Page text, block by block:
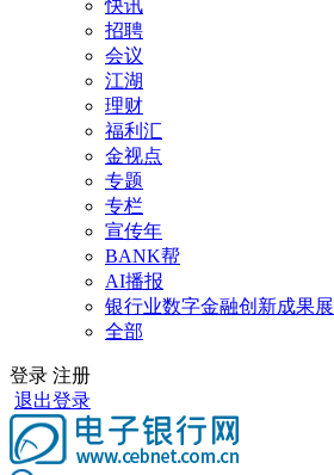
快讯
招聘
会议
江湖
理财
福利汇
金视点
专题
专栏
宣传年
BANK帮
AI播报
银行业数字金融创新成果展
全部
登录 注册
退出登录